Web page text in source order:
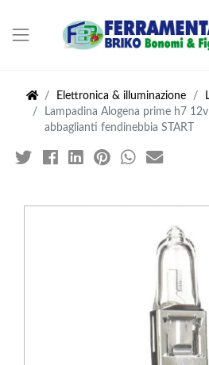
Elettronica & illuminazione
Lampadina Alogena prime h7
abbaglianti fendinebbia START